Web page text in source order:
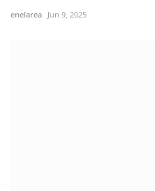
enelarea Jun 9, 2025